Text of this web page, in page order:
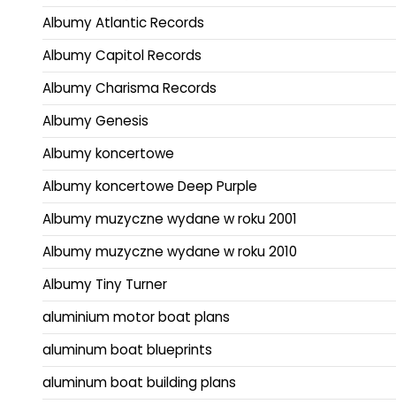
Albumy Atlantic Records
Albumy Capitol Records
Albumy Charisma Records
Albumy Genesis
Albumy koncertowe
Albumy koncertowe Deep Purple
Albumy muzyczne wydane w roku 2001
Albumy muzyczne wydane w roku 2010
Albumy Tiny Turner
aluminium motor boat plans
aluminum boat blueprints
aluminum boat building plans